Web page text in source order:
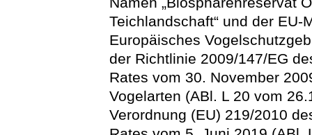
Teichlandschaft“ und der
Europäisches
der Richtlinie 2009/147/EG
Rates vom 30. November
Vogelarten (ABl. L 20 vom
Verordnung (EU) 219/2010